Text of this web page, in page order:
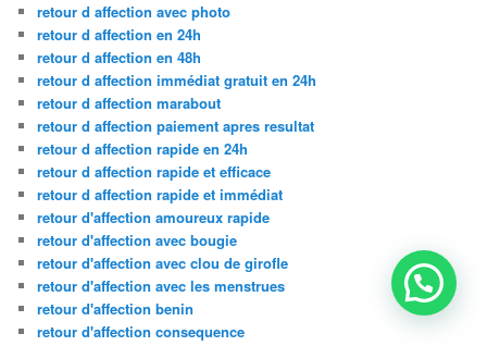
retour d affection avec photo
retour d affection en 24h
retour d affection en 48h
retour d affection immédiat gratuit en 24h
retour d affection marabout
retour d affection paiement apres resultat
retour d affection rapide en 24h
retour d affection rapide et efficace
retour d affection rapide et immédiat
retour d'affection amoureux rapide
retour d'affection avec bougie
retour d'affection avec clou de girofle
retour d'affection avec les menstrues
retour d'affection benin
retour d'affection consequence